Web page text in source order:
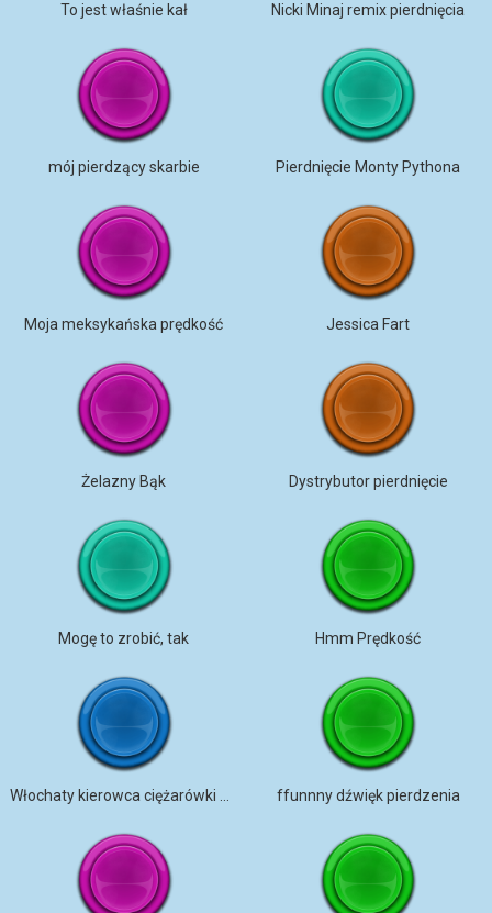
To jest właśnie kał Nicki Minaj remix pierdnięcia
mój pierdzący skarbie Pierdnięcie Monty Pythona
Moja meksykańska prędkość Jessica Fart
Żelazny Bąk Dystrybutor pierdnięcie
Mogę to zrobić, tak Hmm Prędkość
ffunnny dźwięk pierdzenia